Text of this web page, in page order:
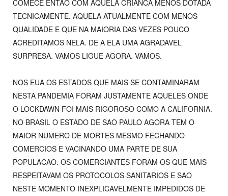
COMECE ENTAO COM AQUELA CRIANCA MENOS DOTADA
TECNICAMENTE. AQUELA ATUALMENTE COM MENOS
QUALIDADE E QUE NA MAIORIA DAS VEZES POUCO
ACREDITAMOS NELA. DE A ELA UMA AGRADAVEL
SURPRESA. VAMOS LIGUE AGORA. VAMOS.
NOS EUA OS ESTADOS QUE MAIS SE CONTAMINARAM
NESTA PANDEMIA FORAM JUSTAMENTE AQUELES ONDE
O LOCKDAWN FOI MAIS RIGOROSO COMO A CALIFORNIA.
NO BRASIL O ESTADO DE SAO PAULO AGORA TEM O
MAIOR NUMERO DE MORTES MESMO FECHANDO
COMERCIOS E VACINANDO UMA PARTE DE SUA
POPULACAO. OS COMERCIANTES FORAM OS QUE MAIS
RESPEITAVAM OS PROTOCOLOS SANITARIOS E SAO
NESTE MOMENTO INEXPLICAVELMENTE IMPEDIDOS DE